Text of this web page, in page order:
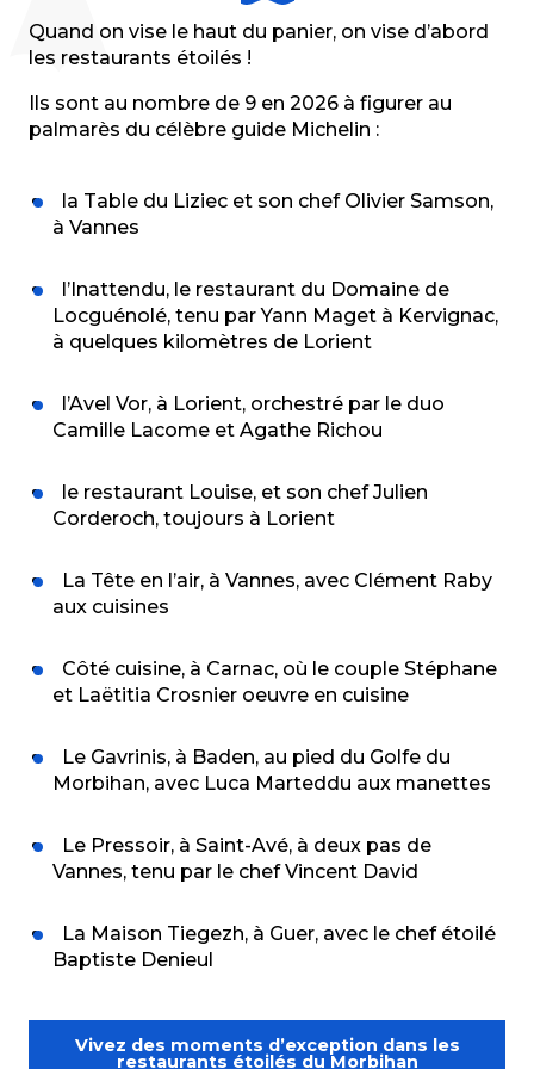
Quand on vise le haut du panier, on vise d’abord
les restaurants étoilés !
Ils sont au nombre de 9 en 2026 à figurer au
palmarès du célèbre guide Michelin :
la Table du Liziec et son chef Olivier Samson,
à Vannes
l’Inattendu, le restaurant du Domaine de
Locguénolé, tenu par Yann Maget à Kervignac,
à quelques kilomètres de Lorient
l’Avel Vor, à Lorient, orchestré par le duo
Camille Lacome et Agathe Richou
le restaurant Louise, et son chef Julien
Corderoch, toujours à Lorient
La Tête en l’air, à Vannes, avec Clément Raby
aux cuisines
Côté cuisine, à Carnac, où le couple Stéphane
et Laëtitia Crosnier oeuvre en cuisine
Le Gavrinis, à Baden, au pied du Golfe du
Morbihan, avec Luca Marteddu aux manettes
Le Pressoir, à Saint-Avé, à deux pas de
Vannes, tenu par le chef Vincent David
La Maison Tiegezh, à Guer, avec le chef étoilé
Baptiste Denieul
Vivez des moments d’exception dans les
restaurants étoilés du Morbihan